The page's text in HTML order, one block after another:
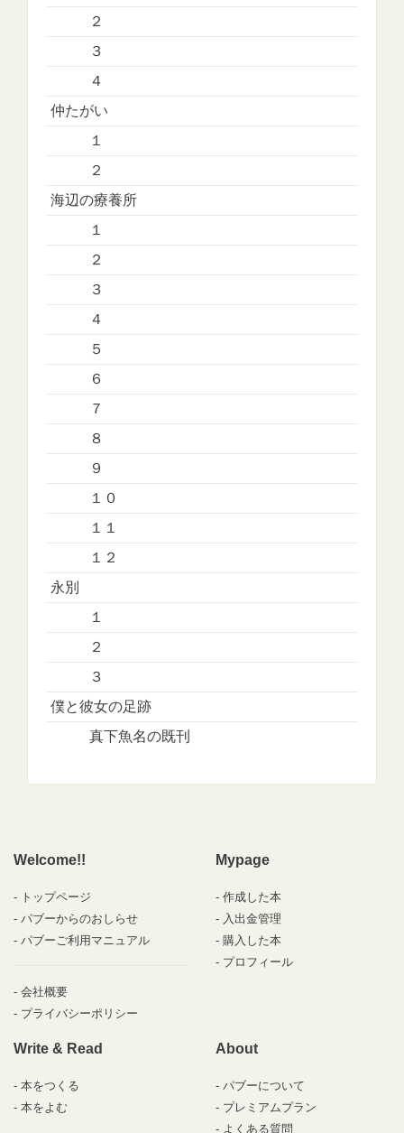
２
３
４
仲たがい
１
２
海辺の療養所
１
２
３
４
５
６
７
８
９
１０
１１
１２
永別
１
２
３
僕と彼女の足跡
真下魚名の既刊
Welcome!!
トップページ
パブーからのおしらせ
パブーご利用マニュアル
会社概要
プライバシーポリシー
Mypage
作成した本
入出金管理
購入した本
プロフィール
Write & Read
本をつくる
本をよむ
About
パブーについて
プレミアムプラン
よくある質問